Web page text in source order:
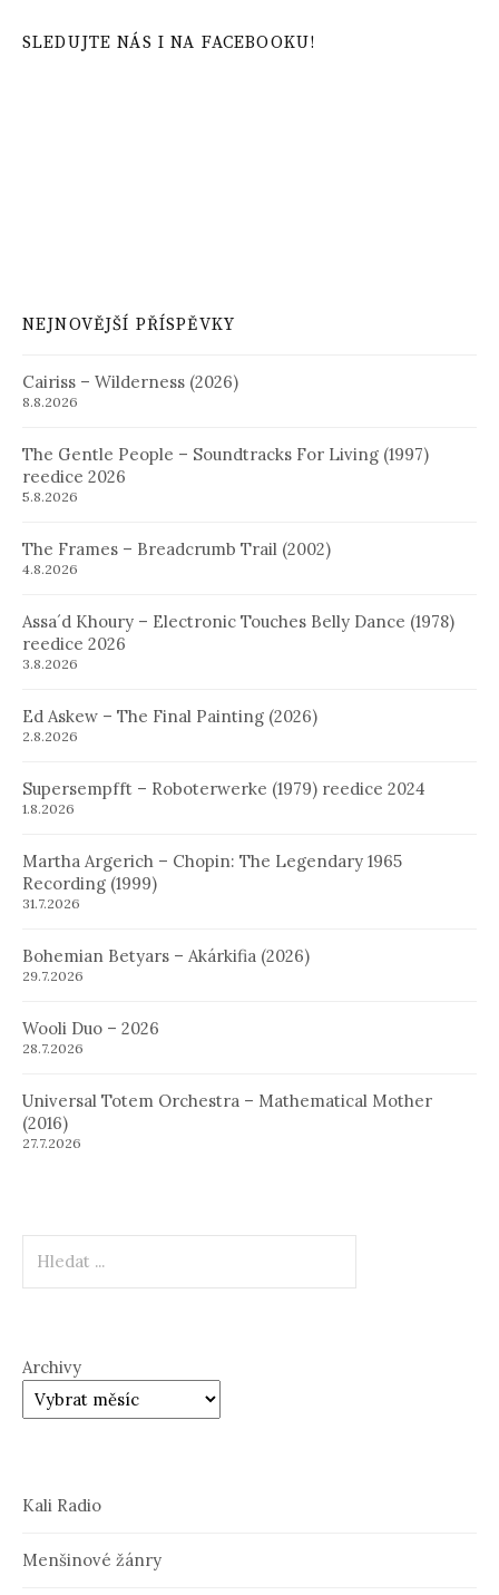
SLEDUJTE NÁS I NA FACEBOOKU!
NEJNOVĚJŠÍ PŘÍSPĚVKY
Cairiss – Wilderness (2026)
8.8.2026
The Gentle People – Soundtracks For Living (1997)
reedice 2026
5.8.2026
The Frames – Breadcrumb Trail (2002)
4.8.2026
Assa´d Khoury – Electronic Touches Belly Dance (1978)
reedice 2026
3.8.2026
Ed Askew – The Final Painting (2026)
2.8.2026
Supersempfft – Roboterwerke (1979) reedice 2024
1.8.2026
Martha Argerich – Chopin: The Legendary 1965
Recording (1999)
31.7.2026
Bohemian Betyars – Akárkifia (2026)
29.7.2026
Wooli Duo – 2026
28.7.2026
Universal Totem Orchestra – Mathematical Mother
(2016)
27.7.2026
Archivy
Kali Radio
Menšinové žánry